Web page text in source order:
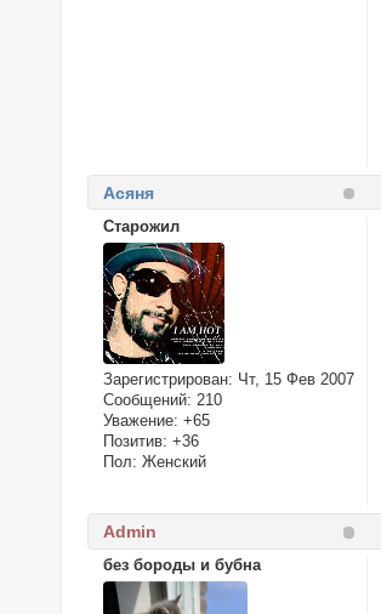
Асяня
Cтарожил
Зарегистрирован: Чт, 15 Фев 2007
Сообщений: 210
Уважение: +65
Позитив: +36
Пол: Женский
Admin
без бороды и бубна